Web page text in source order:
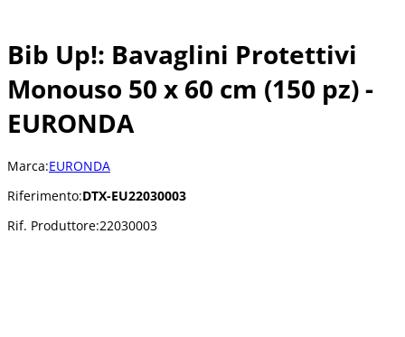
Bib Up!: Bavaglini Protettivi
Monouso 50 x 60 cm (150 pz) -
EURONDA
Marca:EURONDA
Riferimento:DTX-EU22030003
Rif. Produttore:22030003